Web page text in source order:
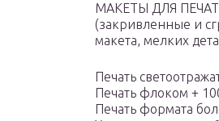
МАКЕТЫ ДЛЯ
(закривленные и
макета, мелких
Печать
Печать флоком +
Печать формата